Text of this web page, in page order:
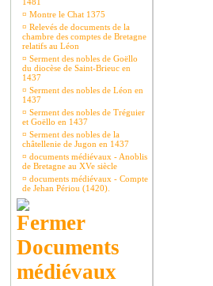
¤ Montre le Chat 1375
¤ Relevés de documents de la
chambre des comptes de Bretagne
relatifs au Léon
¤ Serment des nobles de Goëllo
du diocèse de Saint-Brieuc en
1437
¤ Serment des nobles de Léon en
1437
¤ Serment des nobles de Tréguier
et Goëllo en 1437
¤ Serment des nobles de la
châtellenie de Jugon en 1437
¤ documents médiévaux - Anoblis
de Bretagne au XVe siècle
¤ documents médiévaux - Compte
de Jehan Périou (1420).
Documents
médiévaux